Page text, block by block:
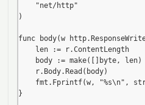
)
func body(w
}